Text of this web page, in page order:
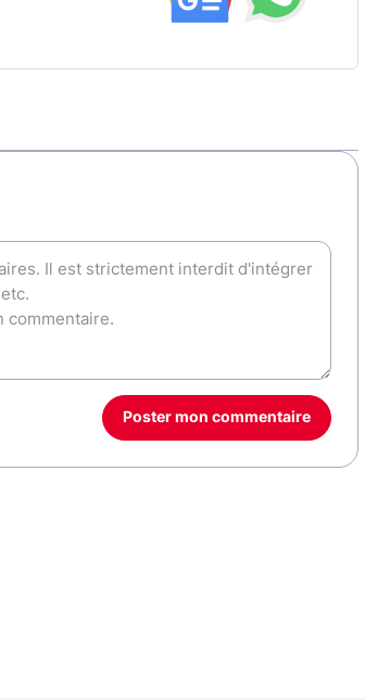
Poster mon commentaire